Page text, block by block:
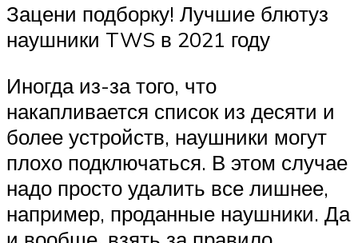
Зацени подборку! Лучшие блютуз
наушники TWS в 2021 году
Иногда из-за того, что
накапливается список из десяти и
более устройств, наушники могут
плохо подключаться. В этом случае
надо просто удалить все лишнее,
например, проданные наушники. Да